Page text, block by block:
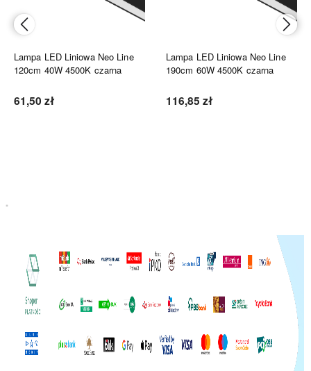
Lampa LED Liniowa Neo Line
120cm 40W 4500K czarna
61,50 zł
Lampa LED Liniowa Neo Line
190cm 60W 4500K czarna
116,85 zł